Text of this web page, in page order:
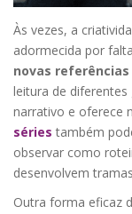
Às vezes, a
adormecida por
novas referências
leitura de
narrativo e oferece
séries também
observar como
desenvolvem
Outra forma eficaz